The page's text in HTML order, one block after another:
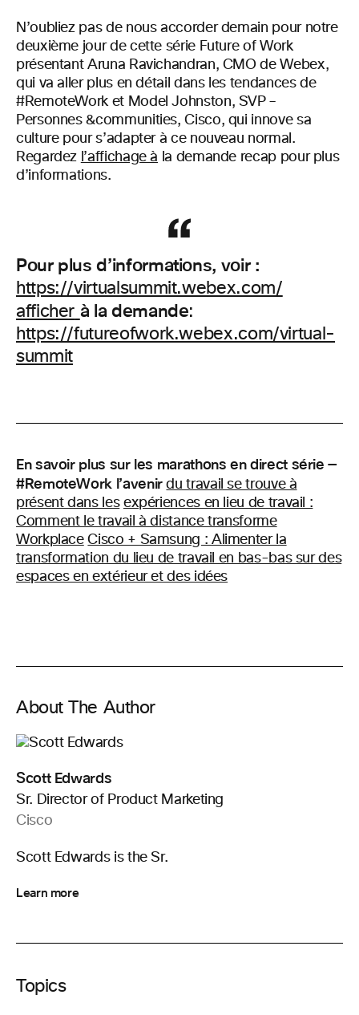
N’oubliez pas de nous accorder demain pour notre
deuxième jour de cette série Future of Work
présentant Aruna Ravichandran, CMO de Webex,
qui va aller plus en détail dans les tendances de
#RemoteWork et Model Johnston, SVP –
Personnes &communities, Cisco, qui innove sa
culture pour s’adapter à ce nouveau normal.
Regardez l’affichage à la demande recap pour plus
d’informations.
Pour plus d’informations, voir :
https://virtualsummit.webex.com/
afficher à la demande:
https://futureofwork.webex.com/virtual-
summit
En savoir plus sur les marathons en direct série —
#RemoteWork l’avenir du travail se trouve à
présent dans les expériences en lieu de travail :
Comment le travail à distance transforme
Workplace Cisco + Samsung : Alimenter la
transformation du lieu de travail en bas-bas sur des
espaces en extérieur et des idées
About The Author
Scott Edwards
Sr. Director of Product Marketing
Cisco
Scott Edwards is the Sr.
Learn more
Topics